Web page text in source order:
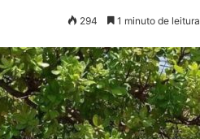
294 1 minuto de leitura